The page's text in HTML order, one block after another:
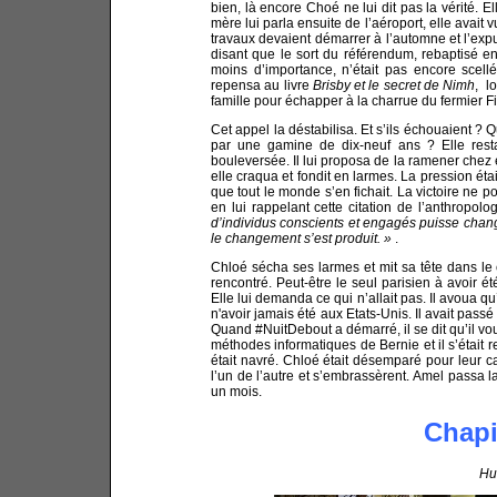
bien, là encore Choé ne lui dit pas la vérité.
mère lui parla ensuite de l’aéroport, elle avait
travaux devaient démarrer à l’automne et
disant que le sort du référendum, rebaptisé
moins d’importance, n’était pas encore
repensa au livre Brisby et le secret de Nimh,
famille pour échapper à la charrue du fermier
Cet appel la déstabilisa. Et s’ils échouaient ?
par une gamine de dix-neuf ans ? Elle
bouleversée. Il lui proposa de la ramener
elle craqua et fondit en larmes. La pression
que tout le monde s’en fichait. La victoire ne
en lui rappelant cette citation de
d’individus conscients et engagés puisse
le changement s’est produit. » .
Chloé sécha ses larmes et mit sa tête dans le
rencontré. Peut-être le seul parisien à avoir
Elle lui demanda ce qui n’allait pas. Il avoua
n'avoir jamais été aux Etats-Unis. Il avait
Quand #NuitDebout a démarré, il se dit qu’il
méthodes informatiques de Bernie et il s’était
était navré. Chloé était désemparé pour leur
l’un de l’autre et s’embrassèrent. Amel
un mois.